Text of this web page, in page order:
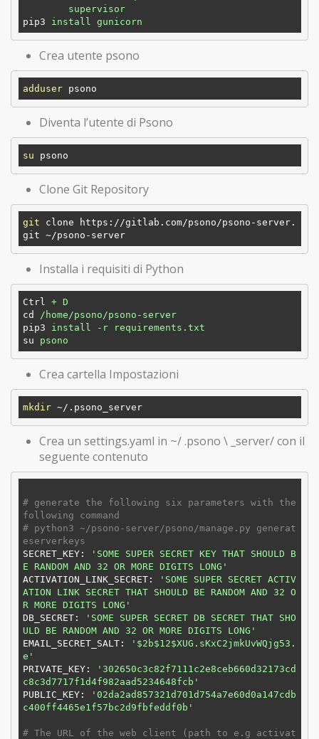
        supervisor
pip3
install gunicorn
Crea utente psono
adduser
Diventa l’utente di Psono
su
Clone Git Repository
git clone https://gitlab.com/psono/psono-server.
Installa i requisiti di Python
Ctrl
+ D
cd
/home/psono/psono-server
pip3
install -r requirements.txt
su
psono
Crea cartella Impostazioni
mkdir
Crea un settings.yaml in ~/ .psono \ _server/ con il
seguente contenuto
# generate the following six parameters with the
following command
# python3 ~/psono-server/psono/manage.py generat
eserverkeys
SECRET_KEY:
'SOME SUPER SECRET KEY THAT SHOULD B
E RANDOM AND 32 OR MORE DIGITS LONG'
ACTIVATION_LINK_SECRET:
'SOME SUPER SECRET ACTIV
ATION LINK SECRET THAT SHOULD BE RANDOM AND 32 O
R MORE DIGITS LONG'
DB_SECRET:
'SOME SUPER SECRET DB SECRET THAT SHO
ULD BE RANDOM AND 32 OR MORE DIGITS LONG'
EMAIL_SECRET_SALT:
'$2b$12$XUG.sKxC2jmkUvWQjg53.
e'
PRIVATE_KEY:
'302650c3c82f7111c2e8ceb660d32173cd
c8c3d7717f1d4f982aad5234648fcb'
PUBLIC_KEY:
'02da2ad857321d701d754a7e60d0a147cdb
c400ff4465e1f57bc2d9fbfeddf0b'
# The URL of the web client (path to e.g activat